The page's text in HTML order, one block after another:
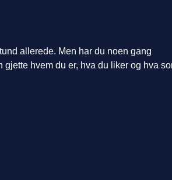
allerede. Men har du noen gang
hvem du er, hva du liker og hva